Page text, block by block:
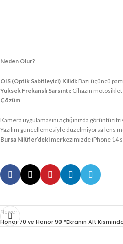
Neden Olur?
OIS (Optik Sabitleyici) Kilidi: Bazı üçüncü
Yüksek Frekanslı Sarsıntı: Cihazın
Çözüm
Kamera uygulamasını açtığınızda görüntü
Yazılım güncellemesiyle düzelmiyorsa lens
Bursa Nilüfer’deki merkezimizde iPhone 14
Newer
Honor 70 ve Honor 90 “Ekranın Alt